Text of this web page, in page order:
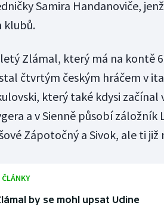
Samira Handanoviče,
klubů.
Zlámal, který má na kontě
čtvrtým českým hráčem v
který také kdysi začínal
a v Sienně působí záložník
Zápotočný a Sivok, ale ti již
by se mohl upsat Udine